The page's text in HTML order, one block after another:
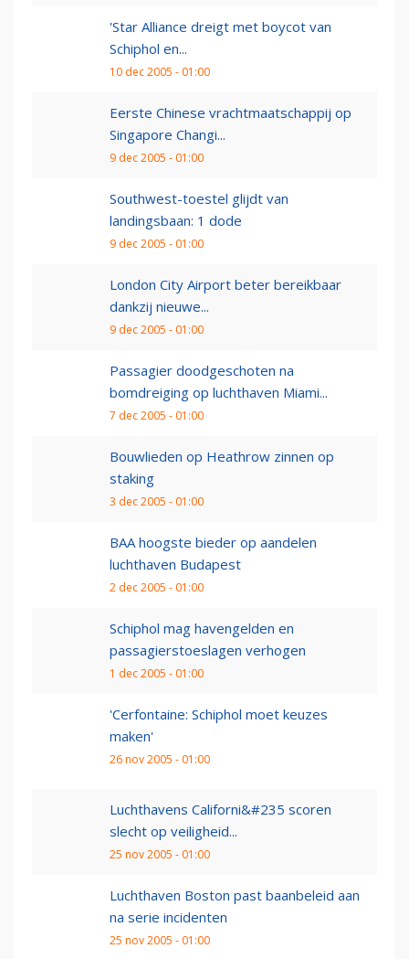
'Star Alliance dreigt met boycot van
Schiphol en...
10 dec 2005 - 01:00
Eerste Chinese vrachtmaatschappij op
Singapore Changi...
9 dec 2005 - 01:00
Southwest-toestel glijdt van
landingsbaan: 1 dode
9 dec 2005 - 01:00
London City Airport beter bereikbaar
dankzij nieuwe...
9 dec 2005 - 01:00
Passagier doodgeschoten na
bomdreiging op luchthaven Miami...
7 dec 2005 - 01:00
Bouwlieden op Heathrow zinnen op
staking
3 dec 2005 - 01:00
BAA hoogste bieder op aandelen
luchthaven Budapest
2 dec 2005 - 01:00
Schiphol mag havengelden en
passagierstoeslagen verhogen
1 dec 2005 - 01:00
'Cerfontaine: Schiphol moet keuzes
maken'
26 nov 2005 - 01:00
Luchthavens Californi&#235 scoren
slecht op veiligheid...
25 nov 2005 - 01:00
Luchthaven Boston past baanbeleid aan
na serie incidenten
25 nov 2005 - 01:00